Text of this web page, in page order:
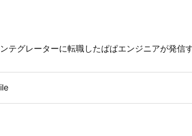
グレーターに転職したぱぱエンジニアが発信